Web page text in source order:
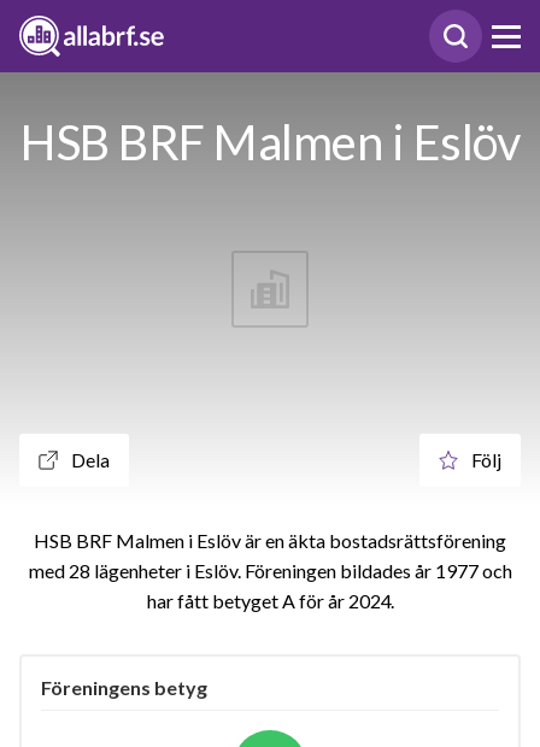
HSB BRF Malmen i Eslöv
Dela Följ
HSB BRF Malmen i Eslöv är en äkta bostadsrättsförening
med 28 lägenheter i Eslöv. Föreningen bildades år 1977 och
har fått betyget A för år 2024
Föreningens betyg